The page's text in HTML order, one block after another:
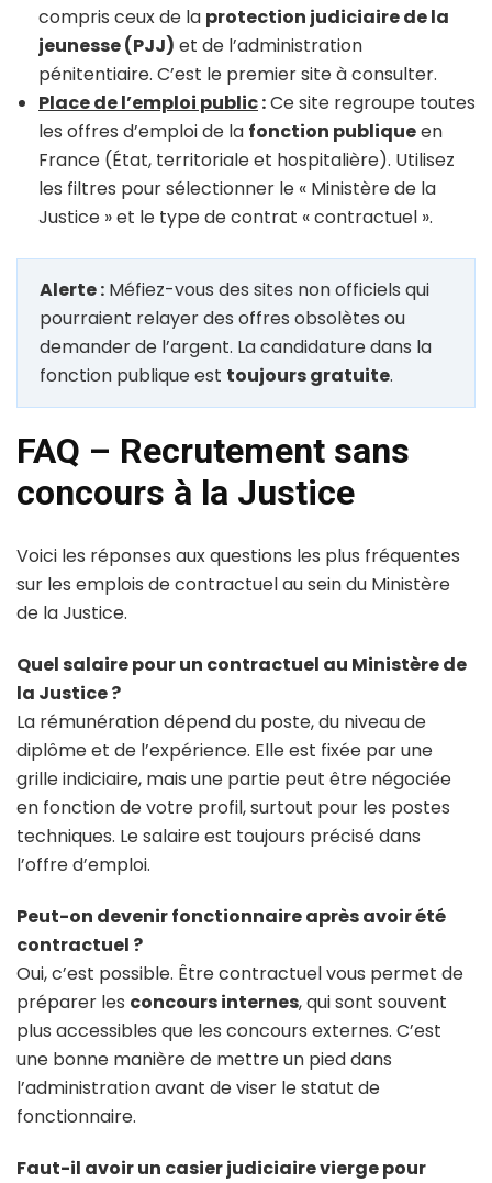
compris ceux de la protection judiciaire de la
jeunesse (PJJ) et de l’administration
pénitentiaire. C’est le premier site à consulter.
Place de l’emploi public:Ce site regroupe toutes
les offres d’emploi de la fonction publiqueen
France (État, territoriale et hospitalière). Utilisez
les filtres pour sélectionner le « Ministère de la
Justice » et le type de contrat « contractuel ».
Alerte : Méfiez-vous des sites non officiels qui
pourraient relayer des offres obsolètes ou
demander de l’argent. La candidature dans la
fonction publique est toujours gratuite.
FAQ – Recrutement sans
concours à la Justice
Voici les réponses aux questions les plus fréquentes
sur les emplois de contractuel au sein du Ministère
de la Justice.
Quel salaire pour un contractuel au Ministère de
la Justice ?
La rémunération dépend du poste, du niveau de
diplôme et de l’expérience. Elle est fixée par une
grille indiciaire, mais une partie peut être négociée
en fonction de votre profil, surtout pour les postes
techniques. Le salaire est toujours précisé dans
l’offre d’emploi.
Peut-on devenir fonctionnaire après avoir été
contractuel ?
Oui, c’est possible. Être contractuel vous permet de
préparer les concours internes, qui sont souvent
plus accessibles que les concours externes. C’est
une bonne manière de mettre un pied dans
l’administration avant de viser le statut de
fonctionnaire.
Faut-il avoir un casier judiciaire vierge pour